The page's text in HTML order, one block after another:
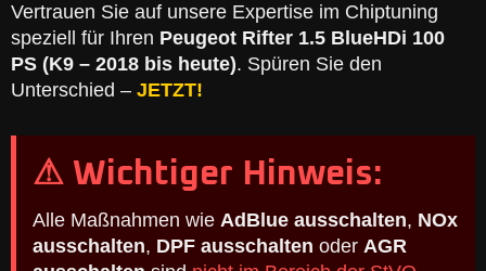
Vertrauen Sie auf unsere Expertise im Chiptuning
speziell für Ihren Peugeot Rifter 1.5 BlueHDi 100
PS (K9 – 2018 bis heute). Spüren Sie den
Unterschied – JETZT!
⚠ Wichtiger Hinweis:
Alle Maßnahmen wie AdBlue ausschalten, NOx
ausschalten, DPF ausschalten oder AGR